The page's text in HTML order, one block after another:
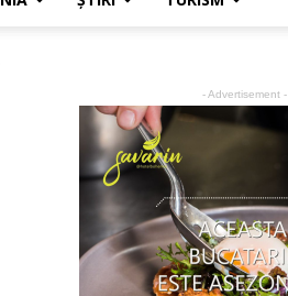
- Advertisement -